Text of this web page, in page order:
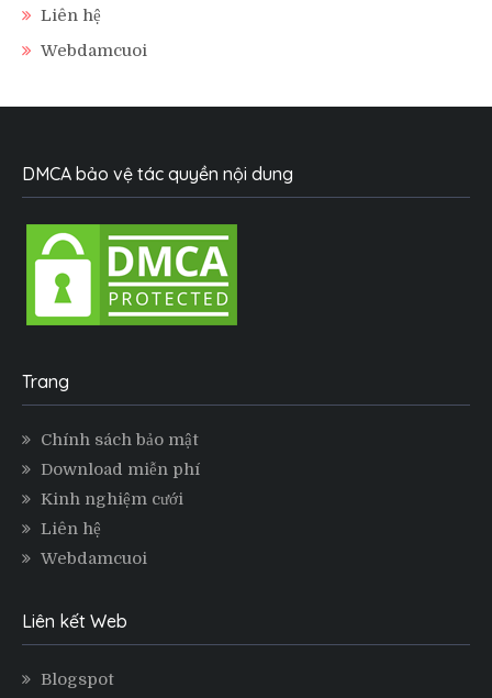
Liên hệ
Webdamcuoi
DMCA bảo vệ tác quyền nội dung
Trang
Chính sách bảo mật
Download miễn phí
Kinh nghiệm cưới
Liên hệ
Webdamcuoi
Liên kết Web
Blogspot